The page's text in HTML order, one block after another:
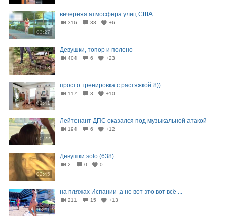
03:27
вечерняя атмосфера улиц США
316 38 +6
00:18
Девушки, топор и полено
404 6 +23
02:41
просто тренировка с растяжкой 8))
117 3 +10
00:22
Лейтенант ДПС оказался под музыкальной атакой
194 6 +12
02:45
Девушки solo (638)
2 0 0
03:11
на пляжах Испании ,а не вот это вот всё ...
211 15 +13